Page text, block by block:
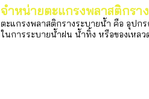
จำหน่ายตะแกรงพลาสติกรา
ตะแกรงพลาสติกรางระบายน้ำ คือ อุป
ในการระบายน้ำฝน น้ำทิ้ง หรือของเหลว